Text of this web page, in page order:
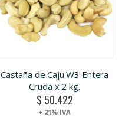
Castaña de Caju W3 Entera
Cruda x 2 kg.
$ 50.422
+ 21% IVA